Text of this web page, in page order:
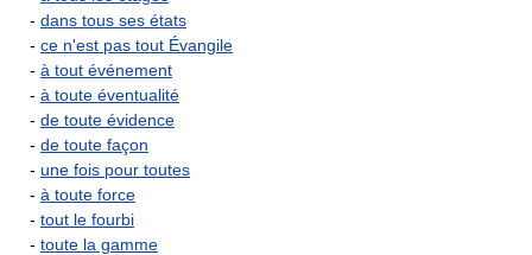
- dans tous ses états
- ce n'est pas tout Évangile
- à tout événement
- à toute éventualité
- de toute évidence
- de toute façon
- une fois pour toutes
- à toute force
- tout le fourbi
- toute la gamme